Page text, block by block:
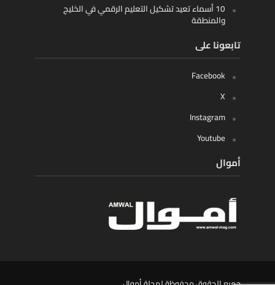
10 أسماء تعيد تشكيل التعليم الرقمي في الخليج
والمنطقة
تابعونا على
Facebook
X
Instagram
Youtube
أموال